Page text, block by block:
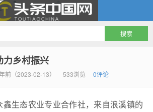
力乡村振兴
前（2023-02-13） 533浏览 0评论
生态农业专业合作社，来自浪溪镇的